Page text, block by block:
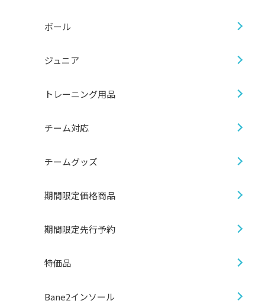
ボール
ジュニア
トレーニング用品
チーム対応
チームグッズ
期間限定価格商品
期間限定先行予約
特価品
Bane2インソール